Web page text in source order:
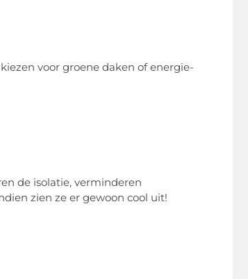
voor groene daken of energie-
de isolatie, verminderen
zien ze er gewoon cool uit!